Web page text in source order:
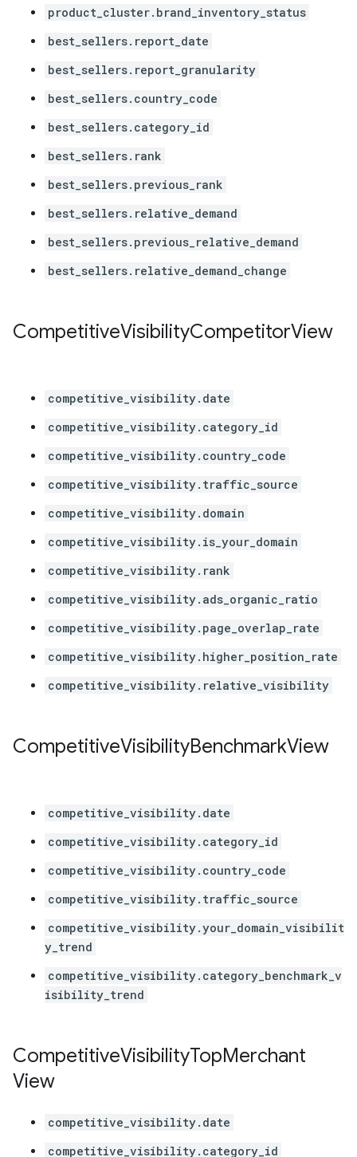
product_cluster.brand_inventory_status
best_sellers.report_date
best_sellers.report_granularity
best_sellers.country_code
best_sellers.category_id
best_sellers.rank
best_sellers.previous_rank
best_sellers.relative_demand
best_sellers.previous_relative_demand
best_sellers.relative_demand_change
CompetitiveVisibilityCompetitorView
competitive_visibility.date
competitive_visibility.category_id
competitive_visibility.country_code
competitive_visibility.traffic_source
competitive_visibility.domain
competitive_visibility.is_your_domain
competitive_visibility.rank
competitive_visibility.ads_organic_ratio
competitive_visibility.page_overlap_rate
competitive_visibility.higher_position_rate
competitive_visibility.relative_visibility
CompetitiveVisibilityBenchmarkView
competitive_visibility.date
competitive_visibility.category_id
competitive_visibility.country_code
competitive_visibility.traffic_source
competitive_visibility.your_domain_visibilit
y_trend
competitive_visibility.category_benchmark_v
isibility_trend
CompetitiveVisibilityTopMerchant
View
competitive_visibility.date
competitive_visibility.category_id